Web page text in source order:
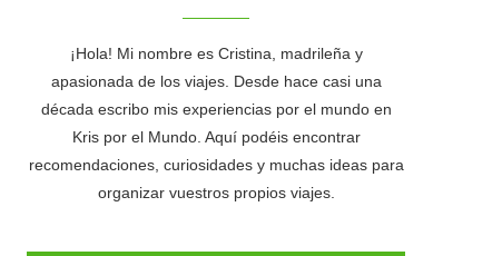
¡Hola! Mi nombre es Cristina, madrileña y
apasionada de los viajes. Desde hace casi una
década escribo mis experiencias por el mundo en
Kris por el Mundo. Aquí podéis encontrar
recomendaciones, curiosidades y muchas ideas para
organizar vuestros propios viajes.